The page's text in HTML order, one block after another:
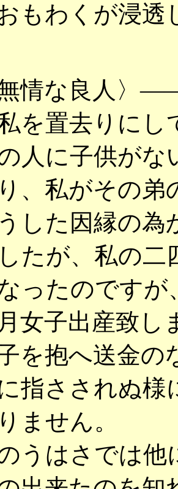
もわくが浸透
無情な良人〉
を置去りにし
人に子供がな
、私がその弟
した因縁の為
たが、私の二
ったのですが
女子出産致し
を抱へ送金の
指さされぬ
ません。
うはさでは